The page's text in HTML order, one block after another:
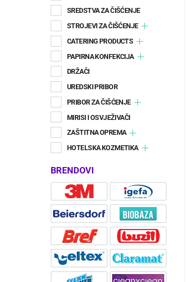
SREDSTVA ZA ČIŠĆENJE
STROJEVI ZA ČIŠĆENJE
CATERING PRODUCTS
PAPIRNA KONFEKCIJA
DRŽAČI
UREDSKI PRIBOR
PRIBOR ZA ČIŠĆENJE
MIRISI I OSVJEŽIVAČI
ZAŠTITNA OPREMA
HOTELSKA KOZMETIKA
BRENDOVI